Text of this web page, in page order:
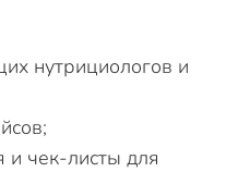
нутрициологов и
и чек-листы для